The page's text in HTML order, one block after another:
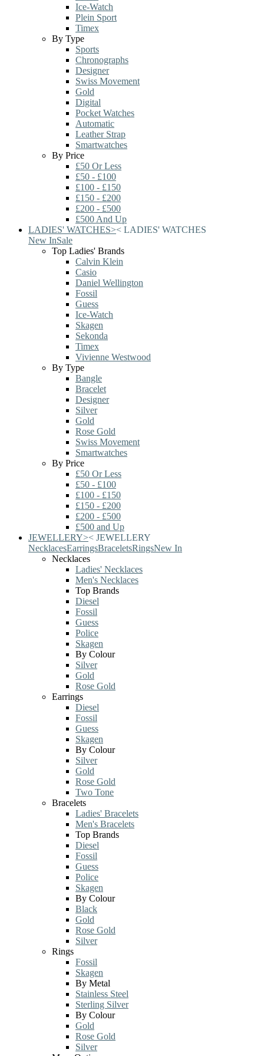
Ice-Watch
Plein Sport
Timex
By Type
Sports
Chronographs
Designer
Swiss Movement
Gold
Digital
Pocket Watches
Automatic
Leather Strap
Smartwatches
By Price
£50 Or Less
£50 - £100
£100 - £150
£150 - £200
£200 - £500
£500 And Up
LADIES' WATCHES>< LADIES' WATCHES
New InSale
Top Ladies' Brands
Calvin Klein
Casio
Daniel Wellington
Fossil
Guess
Ice-Watch
Skagen
Sekonda
Timex
Vivienne Westwood
By Type
Bangle
Bracelet
Designer
Silver
Gold
Rose Gold
Swiss Movement
Smartwatches
By Price
£50 Or Less
£50 - £100
£100 - £150
£150 - £200
£200 - £500
£500 and Up
JEWELLERY>< JEWELLERY
NecklacesEarringsBraceletsRingsNew In
Necklaces
Ladies' Necklaces
Men's Necklaces
Top Brands
Diesel
Fossil
Guess
Police
Skagen
By Colour
Silver
Gold
Rose Gold
Earrings
Diesel
Fossil
Guess
Skagen
By Colour
Silver
Gold
Rose Gold
Two Tone
Bracelets
Ladies' Bracelets
Men's Bracelets
Top Brands
Diesel
Fossil
Guess
Police
Skagen
By Colour
Black
Gold
Rose Gold
Silver
Rings
Fossil
Skagen
By Metal
Stainless Steel
Sterling Silver
By Colour
Gold
Rose Gold
Silver